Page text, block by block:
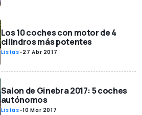
Los 10 coches con motor de 4
cilindros más potentes
Listas-27 Abr 2017
Salon de Ginebra 2017: 5 coches
autónomos
Listas-10 Mar 2017